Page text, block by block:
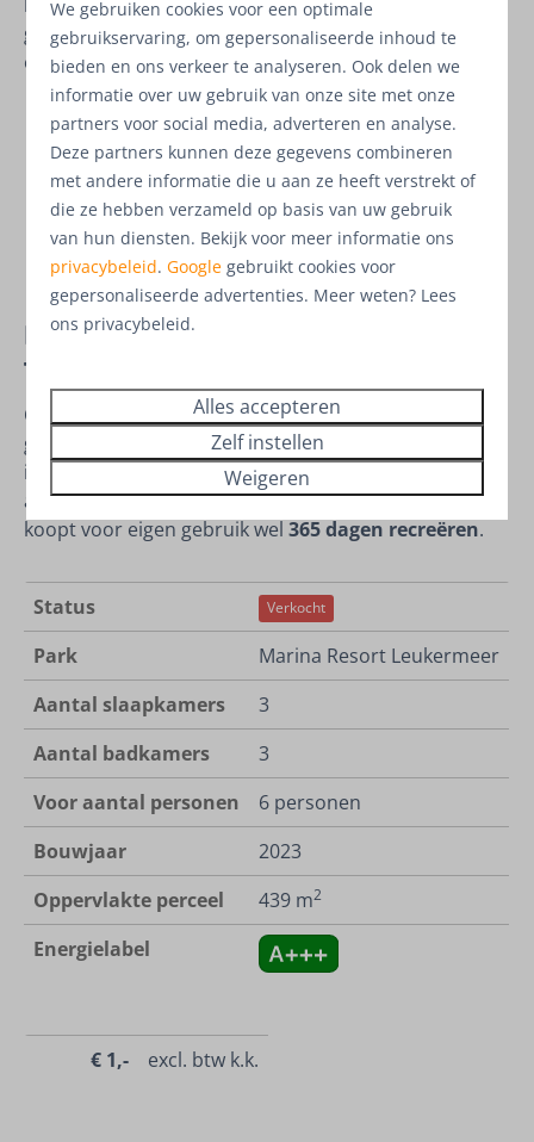
gezellig terras. De woning heeft de beschikking over
een eigen parkeerplaats en een berging.
✓ Woonkamer met eethoek, zithoek en kookeiland
✓ Ruim perceel
✓ 3 slaapkamers met aangrenzende badkamer
✓ Riant terras
✓ Berging
Permanente bewoning niet
toegestaan
Op het park is permanente bewoning vanuit de
gemeente
niet toegestaan. U kunt zich dus niet
inschrijven bij de gemeente en de woning gebruiken
als vast hoofdverblijf. U mag wanneer u een woning
koopt voor eigen gebruik wel365 dagen recreëren.
Status Verkocht
Park
Marina Resort Leukermeer
Aantal slaapkamers
3
Aantal badkamers
3
Voor aantal personen
6 personen
Bouwjaar
2023
Oppervlakte perceel
439 m2
Energielabel
€ 1,- excl. btw k.k.
We gebruiken cookies voor een optimale
gebruikservaring, om gepersonaliseerde inhoud te
bieden en ons verkeer te analyseren. Ook delen we
informatie over uw gebruik van onze site met onze
partners voor social media, adverteren en analyse.
Deze partners kunnen deze gegevens combineren
met andere informatie die u aan ze heeft verstrekt of
die ze hebben verzameld op basis van uw gebruik
van hun diensten. Bekijk voor meer informatie ons
privacybeleid.Google gebruikt cookies voor
gepersonaliseerde advertenties. Meer weten? Lees
ons privacybeleid.
Alles accepteren
Zelf instellen
Weigeren